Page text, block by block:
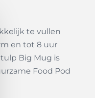
te vullen
en tot 8 uur
Big Mug is
Food Pod